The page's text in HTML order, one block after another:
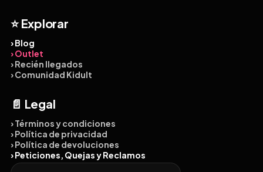
⭐ Explorar
› Blog
› Outlet
› Recién llegados
› Comunidad Kidult
📄 Legal
› Términos y condiciones
› Política de privacidad
› Política de devoluciones
› Peticiones, Quejas y Reclamos